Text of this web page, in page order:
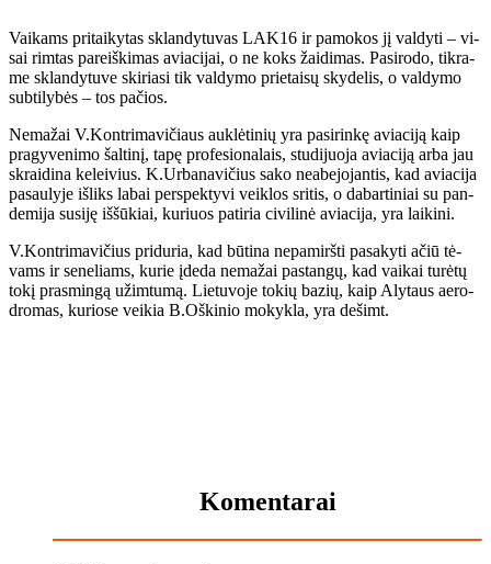
Vai­kams pri­tai­ky­tas sklan­dy­tu­vas LAK16 ir pa­mo­kos jį val­dy­ti – vi­
sai rim­tas pa­reiš­ki­mas avia­ci­jai, o ne koks žai­di­mas. Pa­si­ro­do, tik­ra­
me sklan­dy­tu­ve ski­ria­si tik val­dy­mo prie­tai­sų sky­de­lis, o val­dy­mo
sub­ti­ly­bės – tos pa­čios.
Ne­ma­žai V.Kon­tri­ma­vi­čiaus auk­lė­ti­nių yra pa­si­rin­kę avia­ci­ją kaip
pra­gy­ve­ni­mo šal­ti­nį, ta­pę pro­fe­sio­na­lais, stu­di­juo­ja avia­ci­ją ar­ba jau
skrai­di­na ke­lei­vius. K.Ur­ba­na­vi­čius sa­ko ne­abe­jo­jan­tis, kad avia­ci­ja
pa­sau­ly­je iš­liks la­bai per­spek­ty­vi veik­los sri­tis, o da­bar­ti­niai su pan­
de­mi­ja su­si­ję iš­šū­kiai, ku­riuos pa­ti­ria ci­vi­li­nė avia­ci­ja, yra lai­ki­ni.
V.Kon­tri­ma­vi­čius pri­du­ria, kad bū­ti­na ne­pa­mirš­ti pa­sa­ky­ti ačiū tė­
vams ir se­ne­liams, ku­rie įde­da ne­ma­žai pa­stan­gų, kad vai­kai tu­rė­tų
to­kį pras­min­gą už­im­tu­mą. Lie­tu­vo­je to­kių ba­zių, kaip Aly­taus ae­ro­
dro­mas, ku­rio­se vei­kia B.Oš­ki­nio mo­kyk­la, yra de­šimt.
Komentarai